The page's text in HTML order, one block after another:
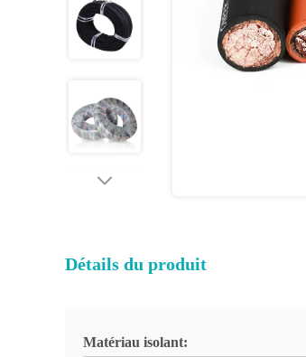
Détails du produit
Matériau isolant: